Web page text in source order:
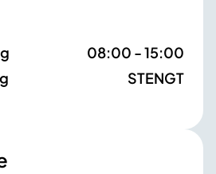
08:00 - 15:00
STENGT